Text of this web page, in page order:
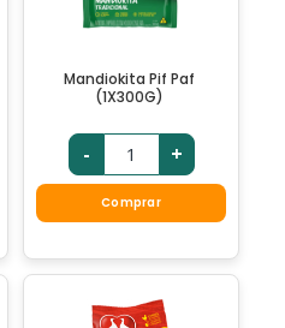
Mandiokita Pif Paf
(1X300G)
- +
Comprar